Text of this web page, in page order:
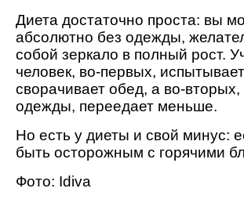
Диета достаточно проста: вы
абсолютно без одежды,
собой зеркало в полный рост.
человек, во-первых,
сворачивает обед, а во-
одежды, переедает меньше.
Но есть у диеты и свой минус:
быть осторожным с горячими
Фото: Idiva